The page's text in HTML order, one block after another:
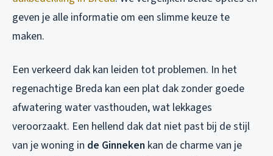
geven je alle informatie om een slimme keuze te
maken.
Een verkeerd dak kan leiden tot problemen. In het
regenachtige Breda kan een plat dak zonder goede
afwatering water vasthouden, wat lekkages
veroorzaakt. Een hellend dak dat niet past bij de stijl
van je woning in de Ginneken kan de charme van je